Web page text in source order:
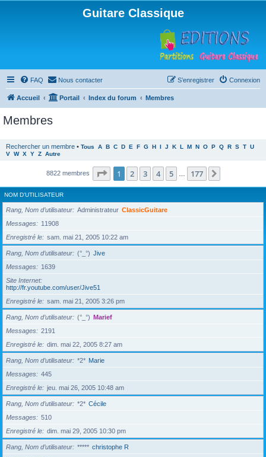
Guitare Classique
FAQ Nous contacter Connexion
S’enregistrer
Accueil Portail Index du forum Membres
Membres
Rechercher un membre • Tous A B C D E F G H I J K L M N O P Q R S T U
V W X Y Z Autre
8822 membres Page 1sur177
1 2 3 4 5 177
NOM D’UTILISATEUR
Rang, Nom d’utilisateur Administrateur ClassicGuitare
Messages
11908
Enregistré le
sam. mai 21, 2005 10:22 am
Rang, Nom d’utilisateur (°_°) Jive
Messages
1639
Site Internet
http://fr.youtube.com/user/Jive51
Enregistré le
sam. mai 21, 2005 3:26 pm
Rang, Nom d’utilisateur (°_°) Marief
Messages
2191
Enregistré le
dim. mai 22, 2005 8:27 am
Rang, Nom d’utilisateur *2* Marie
Messages
445
Enregistré le
jeu. mai 26, 2005 10:48 am
Rang, Nom d’utilisateur *2* Cécile
Messages
510
Enregistré le
dim. mai 29, 2005 10:30 pm
Rang, Nom d’utilisateur ***** christophe R